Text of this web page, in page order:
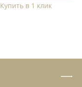
Купить в 1 клик